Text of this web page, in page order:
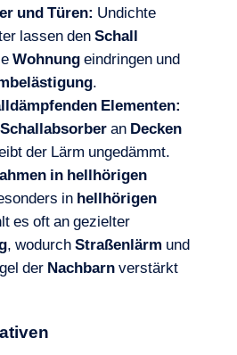
und Türen: Undichte
lassen denSchall
Wohnungeindringen und
.
Elementen:
SchallabsorberanDecken
der Lärm ungedämmt.
in hellhörigen
inhellhörigen
es oft an gezielter
, wodurchStraßenlärm und
derNachbarnverstärkt